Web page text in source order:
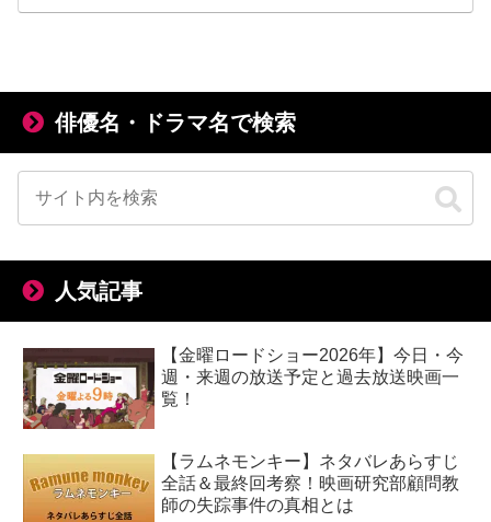
俳優名・ドラマ名で検索
人気記事
【金曜ロードショー2026年】今日・今
週・来週の放送予定と過去放送映画一
覧！
【ラムネモンキー】ネタバレあらすじ
全話＆最終回考察！映画研究部顧問教
師の失踪事件の真相とは